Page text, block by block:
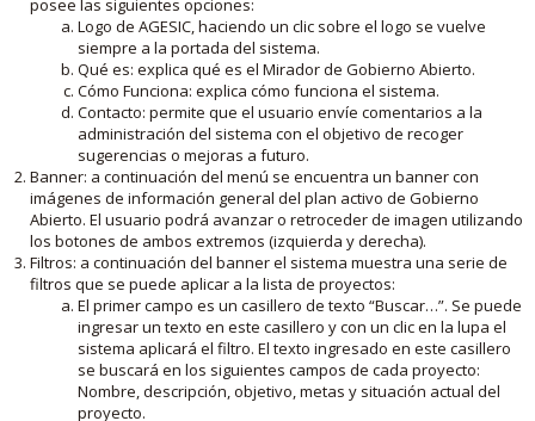
posee las siguientes opciones:
Logo de AGESIC, haciendo un clic sobre el logo se vuelve
siempre a la portada del sistema.
Qué es: explica qué es el Mirador de Gobierno Abierto.
Cómo Funciona: explica cómo funciona el sistema.
Contacto: permite que el usuario envíe comentarios a la
administración del sistema con el objetivo de recoger
sugerencias o mejoras a futuro.
Banner: a continuación del menú se encuentra un banner con
imágenes de información general del plan activo de Gobierno
Abierto. El usuario podrá avanzar o retroceder de imagen utilizando
los botones de ambos extremos (izquierda y derecha).
Filtros: a continuación del banner el sistema muestra una serie de
filtros que se puede aplicar a la lista de proyectos:
El primer campo es un casillero de texto “Buscar…”. Se puede
ingresar un texto en este casillero y con un clic en la lupa el
sistema aplicará el filtro. El texto ingresado en este casillero
se buscará en los siguientes campos de cada proyecto:
Nombre, descripción, objetivo, metas y situación actual del
proyecto.